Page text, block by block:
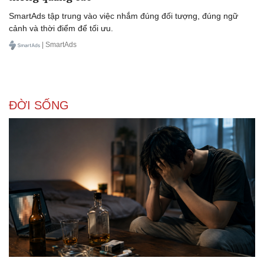
Văn hóa
Sân khấu - Điện ảnh
Giải trí
Nghệ sĩ
SmartAds tập trung vào việc nhắm đúng đối tượng, đúng ngữ
cảnh và thời điểm để tối ưu.
| SmartAds
ĐỜI SỐNG